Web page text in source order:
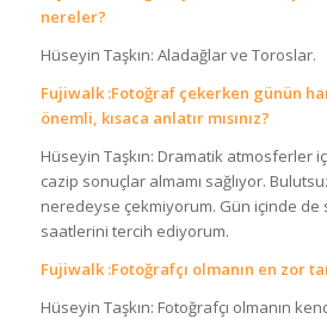
nereler?
Hüseyin Taşkın: Aladağlar ve Toroslar.
Fujiwalk :Fotoğraf çekerken günün
önemli, kısaca anlatır mısınız?
Hüseyin Taşkın: Dramatik atmosferler
cazip sonuçlar almamı sağlıyor.
neredeyse çekmiyorum. Gün içinde de
saatlerini tercih ediyorum.
Fujiwalk :Fotoğrafçı olmanın en zor
Hüseyin Taşkın: Fotoğrafçı olmanın